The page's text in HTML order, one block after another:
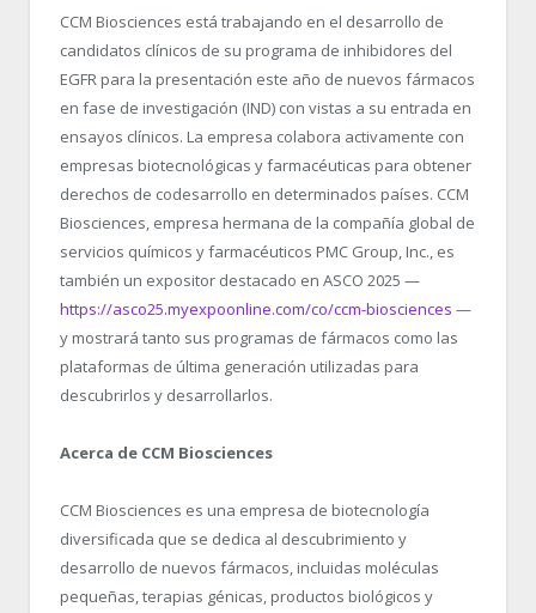
CCM Biosciences está trabajando en el desarrollo de
candidatos clínicos de su programa de inhibidores del
EGFR para la presentación este año de nuevos fármacos
en fase de investigación (IND) con vistas a su entrada en
ensayos clínicos. La empresa colabora activamente con
empresas biotecnológicas y farmacéuticas para obtener
derechos de codesarrollo en determinados países. CCM
Biosciences, empresa hermana de la compañía global de
servicios químicos y farmacéuticos PMC Group, Inc., es
también un expositor destacado en ASCO 2025 —
https://asco25.myexpoonline.com/co/ccm-biosciences —
y mostrará tanto sus programas de fármacos como las
plataformas de última generación utilizadas para
descubrirlos y desarrollarlos.
Acerca de CCM Biosciences
CCM Biosciences es una empresa de biotecnología
diversificada que se dedica al descubrimiento y
desarrollo de nuevos fármacos, incluidas moléculas
pequeñas, terapias génicas, productos biológicos y